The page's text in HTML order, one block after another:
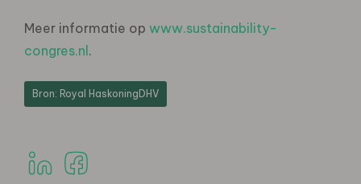
Meer informatie op www.sustainability-
congres.nl.
Bron: Royal HaskoningDHV